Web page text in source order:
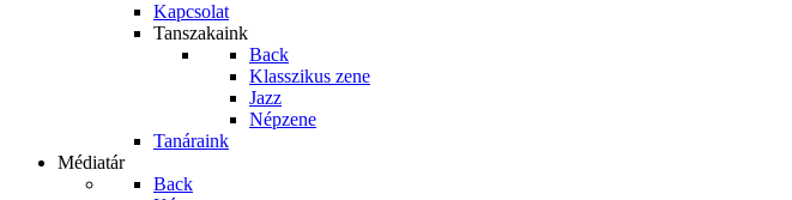
Kapcsolat
Tanszakaink
Back
Klasszikus zene
Jazz
Népzene
Tanáraink
Médiatár
Back